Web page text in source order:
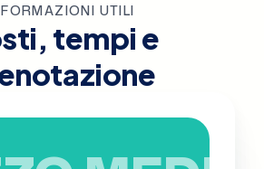
UTILI
tempi e